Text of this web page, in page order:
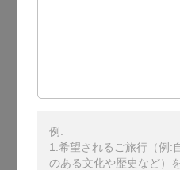
例:
1.希望されるご旅行（例:
のある文化や歴史など）